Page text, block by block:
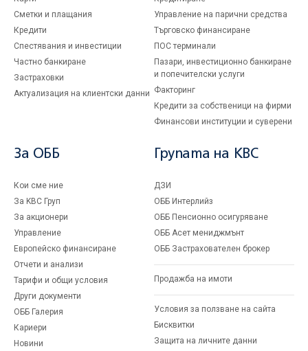
Сметки и плащания
Кредити
Спестявания и инвестиции
Частно банкиране
Застраховки
Актуализация на клиентски данни
Управление на парични средства
Търговско финансиране
ПОС терминали
Пазари, инвестиционно банкиране
и попечителски услуги
Факторинг
Кредити за собственици на фирми
Финансови институции и суверени
За ОББ
Кои сме ние
За KBC Груп
За акционери
Управление
Европейско финансиране
Отчети и анализи
Тарифи и общи условия
Други документи
ОББ Галерия
Кариери
Новини
Групата на KBC
ДЗИ
ОББ Интерлийз
ОББ Пенсионно осигуряване
ОББ Асет мениджмънт
ОББ Застрахователен брокер
Продажба на имоти
Условия за ползване на сайта
Бисквитки
Защита на личните данни